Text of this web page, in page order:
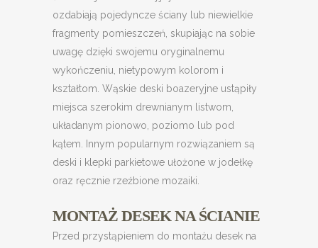
ozdabiają pojedyncze ściany lub niewielkie
fragmenty pomieszczeń, skupiając na sobie
uwagę dzięki swojemu oryginalnemu
wykończeniu, nietypowym kolorom i
kształtom. Wąskie deski boazeryjne ustąpiły
miejsca szerokim drewnianym listwom,
układanym pionowo, poziomo lub pod
kątem. Innym popularnym rozwiązaniem są
deski i klepki parkietowe ułożone w jodełkę
oraz ręcznie rzeźbione mozaiki.
MONTAŻ DESEK NA ŚCIANIE
Przed przystąpieniem do montażu desek na